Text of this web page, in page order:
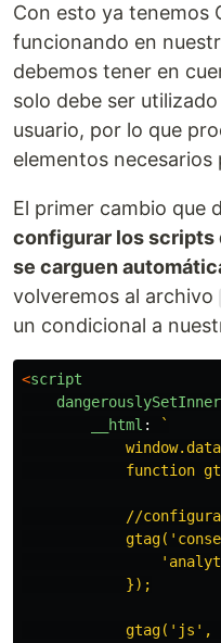
Con esto ya tenemos
funcionando en
debemos tener en
solo debe ser
usuario, por lo que
elementos necesarios
El primer cambio que
configurar los scripts
se carguen
volveremos al archivo
un condicional a
<script
__html :
`
function
//
            });
gtag('js',